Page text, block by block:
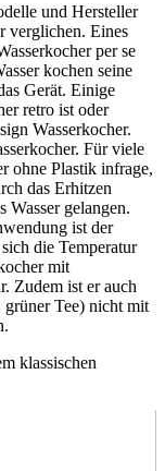
und Hersteller
verglichen. Eines
per se
kochen seine
Gerät. Einige
retro ist oder
Wasserkocher.
Für viele
ohne Plastik infrage,
das Erhitzen
Wasser gelangen.
ist der
die Temperatur
mit
Zudem ist er auch
grüner Tee) nicht mit
klassischen